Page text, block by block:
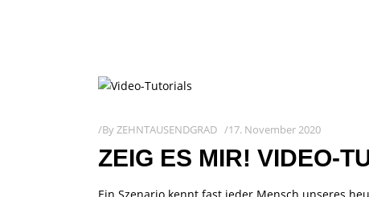
ByZEHNTAUSENDGRAD 17. November 2020
ZEIG ES MIR! VIDEO-